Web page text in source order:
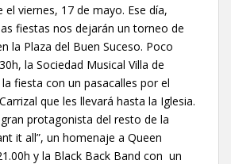
el viernes, 17 de mayo. Ese día,
fiestas nos dejarán un torneo de
la Plaza del Buen Suceso. Poco
la Sociedad Musical Villa de
fiesta con un pasacalles por el
que les llevará hasta la Iglesia.
protagonista del resto de la
it all”, un homenaje a Queen
y la Black Back Band con un